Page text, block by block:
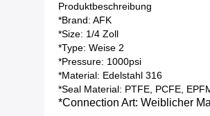
Produktbeschreibung
*Brand: AFK
*Size: 1/4 Zoll
*Type: Weise 2
*Pressure: 1000psi
*Material: Edelstahl 316
*Seal Material: PTFE, PCFE,
*Connection Art: Weiblicher